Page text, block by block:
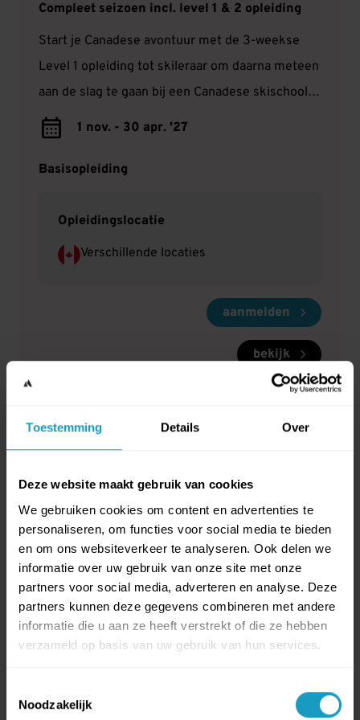
Toestemming Details Over
Deze website maakt gebruik van cookies
We gebruiken cookies om content en advertenties te
personaliseren, om functies voor social media te bieden
en om ons websiteverkeer te analyseren. Ook delen we
informatie over uw gebruik van onze site met onze
partners voor social media, adverteren en analyse. Deze
partners kunnen deze gegevens combineren met andere
informatie die u aan ze heeft verstrekt of die ze hebben
verzameld op basis van uw gebruik van hun services.
Noodzakelijk
Compleet seizoen incl. level 1 & 2 opleiding
Start je Canadese avontuur met de 3-weekse
Level 1 opleiding tot skileraar om daarna meteen
aan de slag te gaan bij een Canadese skischool.
Haal gedurende het seizoen je Level 2 certificaat
solliciteren in onder andere Mount Washington
1 nov. - 30 apr. '27
Basisopleiding
Opleidingslocatie
Verschillende locaties
aanmelden
bekijk
SNOWBOARDLERAAR -
Compleet seizoen incl. level 1 opleiding
Start je Canadese avontuur met de 3-weekse
Level 1 opleiding tot snowboardleraar om daarna
meteen aan de slag te gaan bij een Canadese
skischool. Je kunt via ons solliciteren in onder
andere Whistler, Cypress en Sun Peaks.
1 nov. - 30 apr. '27